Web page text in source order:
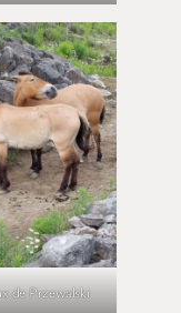
de Przewalski